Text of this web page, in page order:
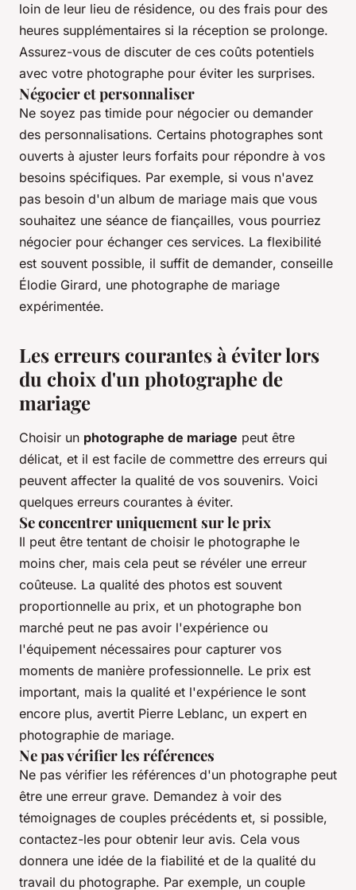
loin de leur lieu de résidence, ou des frais pour des
heures supplémentaires si la réception se prolonge.
Assurez-vous de discuter de ces coûts potentiels
avec votre photographe pour éviter les surprises.
Négocier et personnaliser
Ne soyez pas timide pour négocier ou demander
des personnalisations. Certains photographes sont
ouverts à ajuster leurs forfaits pour répondre à vos
besoins spécifiques. Par exemple, si vous n'avez
pas besoin d'un album de mariage mais que vous
souhaitez une séance de fiançailles, vous pourriez
négocier pour échanger ces services. La flexibilité
est souvent possible, il suffit de demander, conseille
Élodie Girard, une photographe de mariage
expérimentée.
Les erreurs courantes à éviter lors
du choix d'un photographe de
mariage
Choisir un photographe de mariage peut être
délicat, et il est facile de commettre des erreurs qui
peuvent affecter la qualité de vos souvenirs. Voici
quelques erreurs courantes à éviter.
Se concentrer uniquement sur le prix
Il peut être tentant de choisir le photographe le
moins cher, mais cela peut se révéler une erreur
coûteuse. La qualité des photos est souvent
proportionnelle au prix, et un photographe bon
marché peut ne pas avoir l'expérience ou
l'équipement nécessaires pour capturer vos
moments de manière professionnelle. Le prix est
important, mais la qualité et l'expérience le sont
encore plus, avertit Pierre Leblanc, un expert en
photographie de mariage.
Ne pas vérifier les références
Ne pas vérifier les références d'un photographe peut
être une erreur grave. Demandez à voir des
témoignages de couples précédents et, si possible,
contactez-les pour obtenir leur avis. Cela vous
donnera une idée de la fiabilité et de la qualité du
travail du photographe. Par exemple, un couple